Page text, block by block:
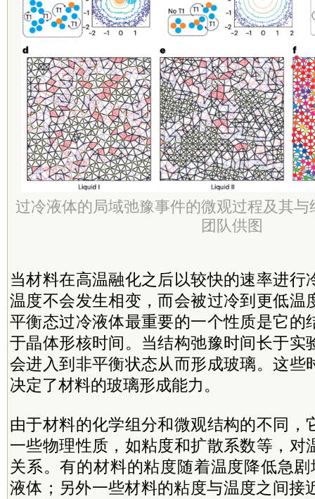
过冷液体的局域弛豫事件的微观过程及其
团队供图
当材料在高温融化之后以较快的速率进行
温度不会发生相变，而会被过冷到更低温
平衡态过冷液体最重要的一个性质是它的
于晶体形核时间。当结构弛豫时间长于实
会进入到非平衡状态从而形成玻璃。这些
决定了材料的玻璃形成能力。
由于材料的化学组分和微观结构的不同，
一些物理性质，如粘度和扩散系数等，对
关系。有的材料的粘度随着温度降低急
液体；另外一些材料的粘度与温度之间接